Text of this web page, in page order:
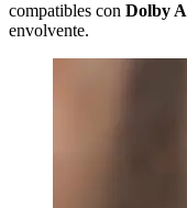
compatibles con Dolby
envolvente.